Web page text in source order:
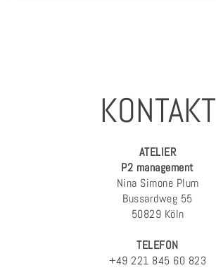
KONTAKT
ATELIER
P2 management
Nina Simone Plum
Bussardweg 55
50829 Köln
TELEFON
+49 221 845 60 823